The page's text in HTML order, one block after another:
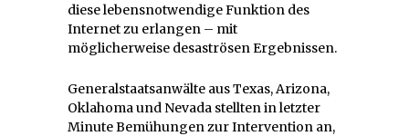
diese lebensnotwendige Funktion des
Internet zu erlangen – mit
möglicherweise desaströsen Ergebnissen.
Generalstaatsanwälte aus Texas, Arizona,
Oklahoma und Nevada stellten in letzter
Minute Bemühungen zur Intervention an,